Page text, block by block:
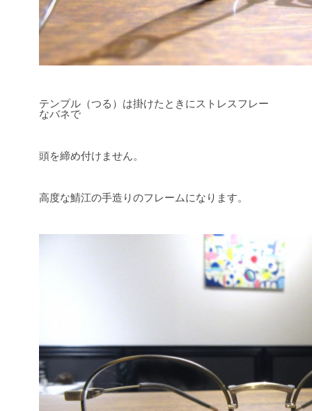
テンプル（つる）は掛けたときにストレスフレー
なバネで
頭を締め付けません。
高度な鯖江の手造りのフレームになります。